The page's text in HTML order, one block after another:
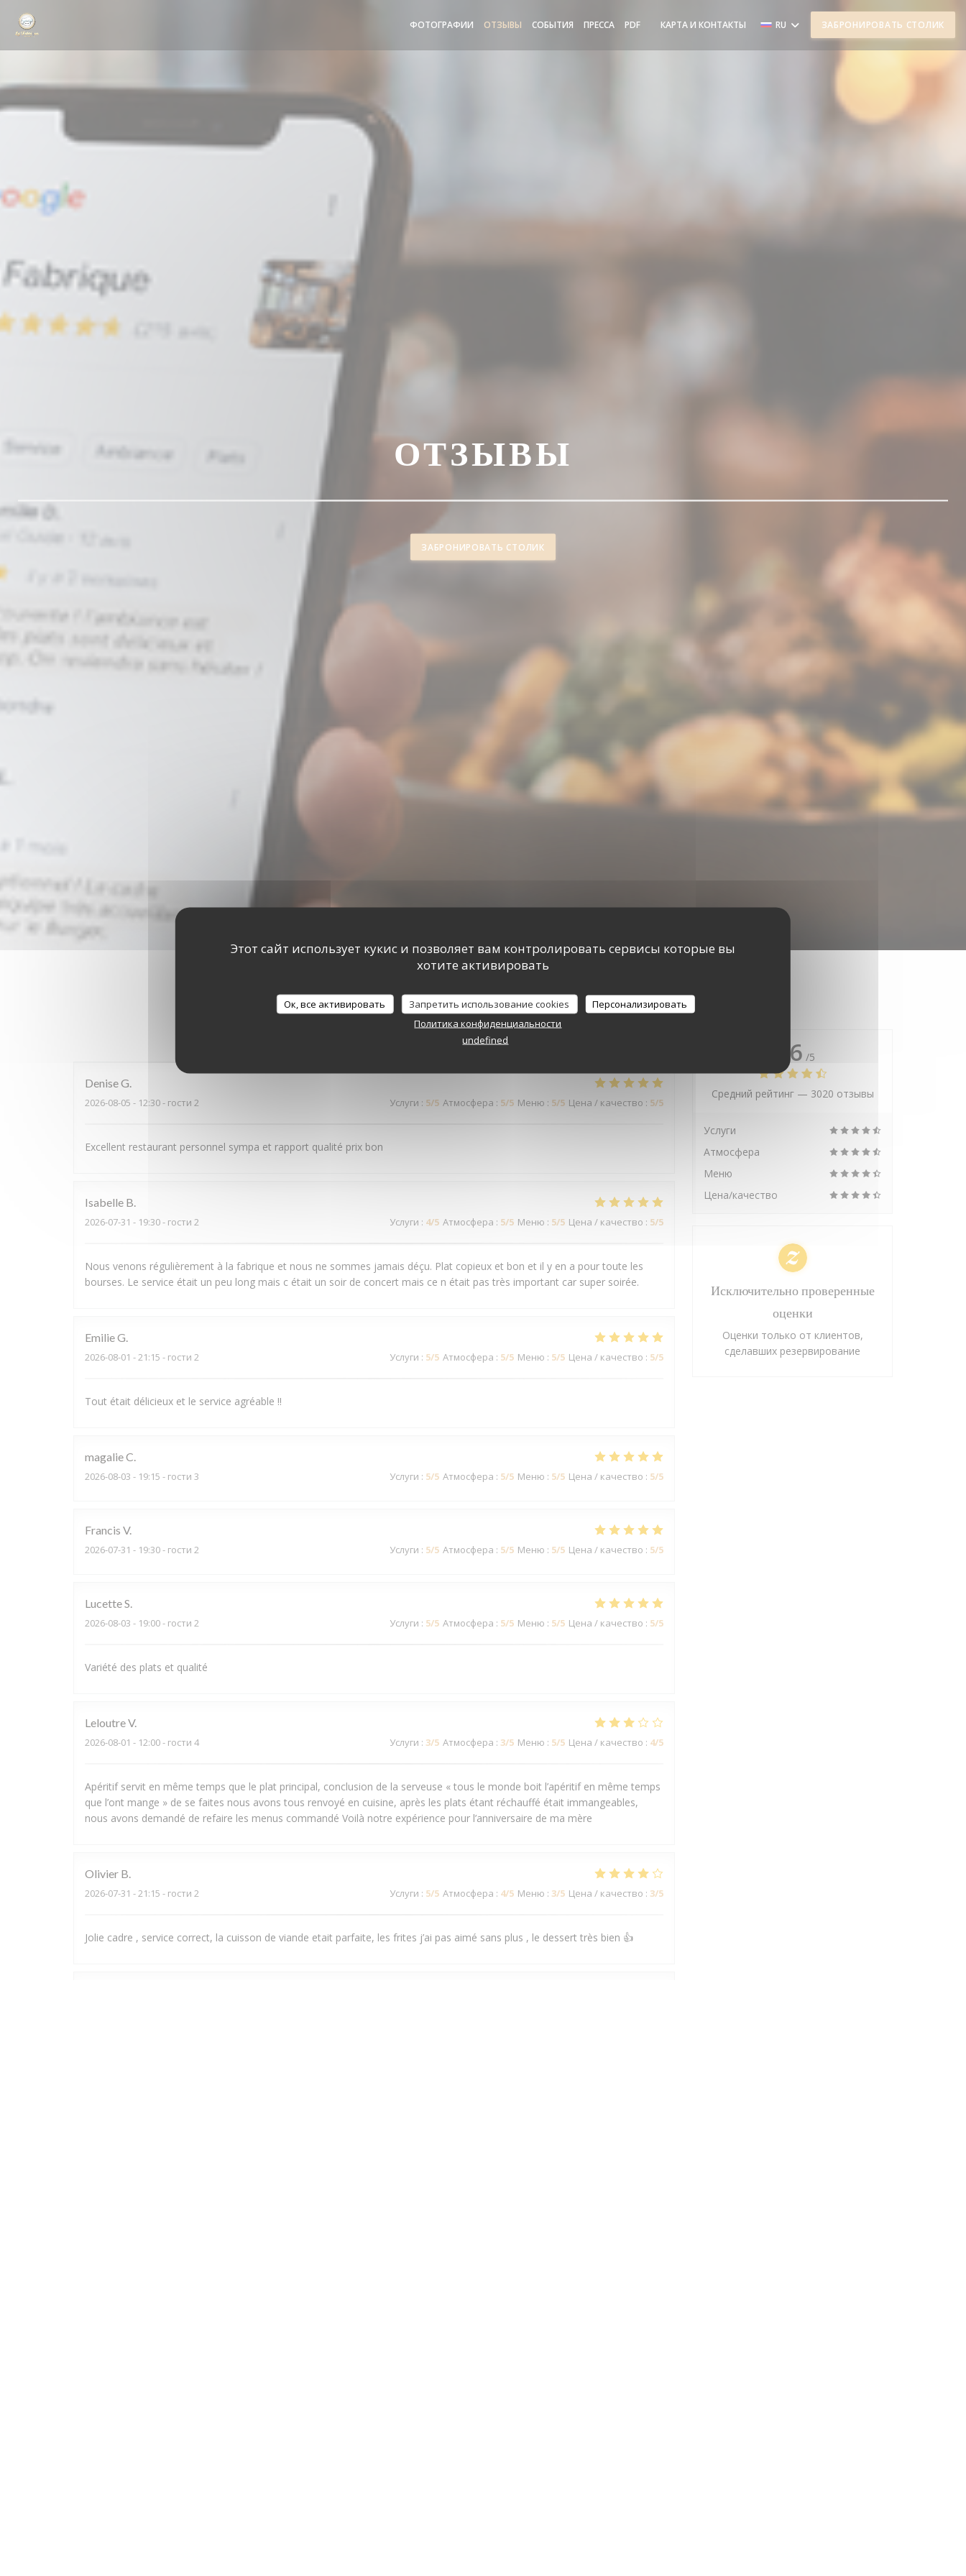
Этот сайт использует кукис и позволяет вам контролировать сервисы которые вы
хотите активировать
Ок, все активировать Запретить использование cookies
Персонализировать
Политика конфиденциальности
undefined
ФОТОГРАФИИ ОТЗЫВЫ СОБЫТИЯ ПРЕССА PDF((ОТКРЫВАЕТСЯ В НОВОМ ОКНЕ))
((ОТКРЫВАЕТСЯ В НОВОМ ОКНЕ))
КАРТА И КОНТАКТЫ RU ЗАБРОНИРОВАТЬ СТОЛИК
ОТЗЫВЫ
ЗАБРОНИРОВАТЬ СТОЛИК
Оценки наших посетителей
DeniseG
2026-08-05 - 12:30 - гости 2 Услуги : 5/5 Атмосфера : 5/5 Меню : 5/5 Цена / качество : 5/5
Excellent restaurant personnel sympa et rapport qualité prix bon
Isabelle B
2026-07-31 - 19:30 - гости 2 Услуги : 4/5 Атмосфера : 5/5 Меню : 5/5 Цена / качество : 5/5
Nous venons régulièrement à la fabrique et nous ne sommes jamais déçu. Plat copieux et bon et il y en a pour toute les
bourses. Le service était un peu long mais c était un soir de concert mais ce n était pas très important car super soirée.
EmilieG
2026-08-01 - 21:15 - гости 2 Услуги : 5/5 Атмосфера : 5/5 Меню : 5/5 Цена / качество : 5/5
Tout était délicieux et le service agréable !!
magalieC
2026-08-03 - 19:15 - гости 3 Услуги : 5/5 Атмосфера : 5/5 Меню : 5/5 Цена / качество : 5/5
Francis V
2026-07-31 - 19:30 - гости 2 Услуги : 5/5 Атмосфера : 5/5 Меню : 5/5 Цена / качество : 5/5
LucetteS
2026-08-03 - 19:00 - гости 2 Услуги : 5/5 Атмосфера : 5/5 Меню : 5/5 Цена / качество : 5/5
Variété des plats et qualité
LeloutreV
2026-08-01 - 12:00 - гости 4 Услуги : 3/5 Атмосфера : 3/5 Меню : 5/5 Цена / качество : 4/5
Apéritif servit en même temps que le plat principal, conclusion de la serveuse « tous le monde boit l’apéritif en même temps
que l’ont mange » de se faites nous avons tous renvoyé en cuisine, après les plats étant réchauffé était immangeables,
nous avons demandé de refaire les menus commandé Voilà notre expérience pour l’anniversaire de ma mère
Olivier B
2026-07-31 - 21:15 - гости 2 Услуги : 5/5 Атмосфера : 4/5 Меню : 3/5 Цена / качество : 3/5
Jolie cadre , service correct, la cuisson de viande etait parfaite, les frites j’ai pas aimé sans plus , le dessert très bien 👍
4.6 /5
Средний рейтинг — 3020 отзывы
Услуги
Атмосфера
Меню
Цена/качество
Исключительно проверенные
оценки
Оценки только от клиентов,
сделавших резервирование